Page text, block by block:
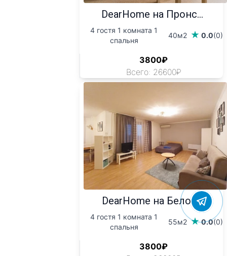
DearHome на Пронс...
4 гостя 1 комната 1
спальня
40м2 0.0(0)
3800₽
Всего: 26600₽
DearHome на Белой...
4 гостя 1 комната 1
спальня
55м2 0.0(0)
3800₽